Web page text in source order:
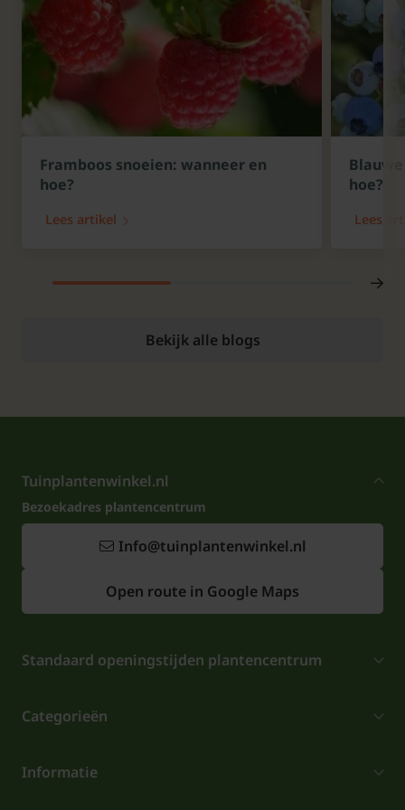
Framboos snoeien: wanneer en
hoe?
Lees artikel
hoe?
Lees
Bekijk alle blogs
Tuinplantenwinkel.nl
Bezoekadres plantencentrum
Info@tuinplantenwinkel.nl
Open route in Google Maps
Standaard openingstijden plantencentrum
Categorieën
Informatie